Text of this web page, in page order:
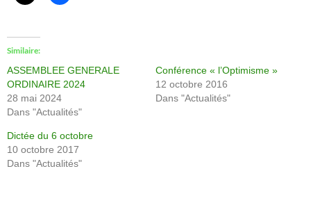
Similaire
ASSEMBLEE GENERALE
ORDINAIRE 2024
28 mai 2024
Dans "Actualités"
Conférence « l’Optimisme »
12 octobre 2016
Dans "Actualités"
Dictée du 6 octobre
10 octobre 2017
Dans "Actualités"